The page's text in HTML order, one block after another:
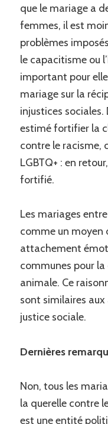
que le mariage a
femmes, il est
problèmes
le capacitisme ou
important pour
mariage sur la
injustices sociales.
estimé fortifier la
contre le racisme,
LGBTQ+ : en
fortifié.
Les mariages
comme un moyen
attachement
communes pour
animale. Ce
sont similaires
justice sociale.
Dernières
Non, tous les
la querelle contre
est une entité